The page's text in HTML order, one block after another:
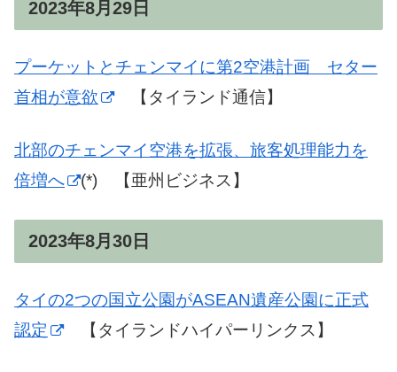
2023年8月29日
プーケットとチェンマイに第2空港計画 セター
首相が意欲
【タイランド通信】
北部のチェンマイ空港を拡張、旅客処理能力を
倍増へ
(*) 【亜州ビジネス】
2023年8月30日
タイの2つの国立公園がASEAN遺産公園に正式
認定
【タイランドハイパーリンクス】